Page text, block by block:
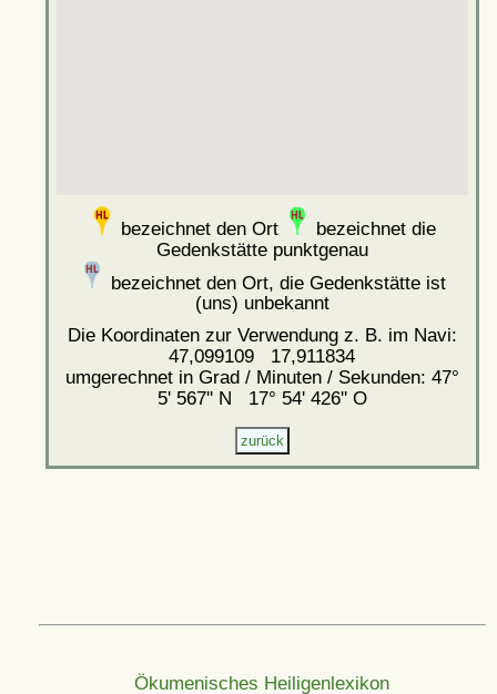
bezeichnet den Ort
bezeichnet die
Gedenkstätte punktgenau
bezeichnet den Ort, die Gedenkstätte ist
(uns) unbekannt
Die Koordinaten zur Verwendung z. B. im Navi:
47,099109 17,911834
umgerechnet in Grad / Minuten / Sekunden: 47°
5' 567'' N 17° 54' 426'' O
Ökumenisches Heiligenlexikon